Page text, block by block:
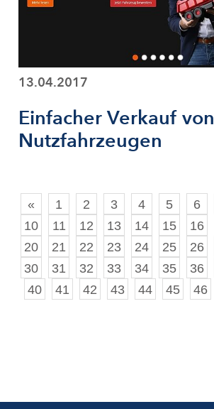
13.04.2017
Einfacher Verkauf von
Nutzfahrzeugen
« 1 2 3 4 5 6
10
11 12 13 14 15 16
20
21 22 23 24 25 26
30
31 32 33 34 35 36
40
41 42 43 44 45 46